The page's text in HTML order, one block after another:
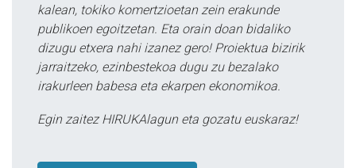
kalean, tokiko komertzioetan zein erakunde
publikoen egoitzetan. Eta orain doan bidaliko
dizugu etxera nahi izanez gero! Proiektua bizirik
jarraitzeko, ezinbestekoa dugu zu bezalako
irakurleen babesa eta ekarpen ekonomikoa.
Egin zaitez HIRUKAlagun eta gozatu euskaraz!